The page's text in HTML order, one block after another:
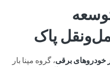
پاک
برقی، گروه مپنا بار